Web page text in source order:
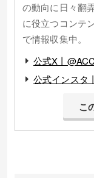
の動向に日々翻
に役立つコンテ
で情報収集中。
公式X丨
公式インスタ
こ